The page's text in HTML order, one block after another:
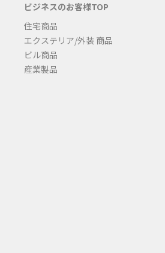
ビジネスのお客様TOP
住宅商品
エクステリア/外装 商品
ビル商品
産業製品